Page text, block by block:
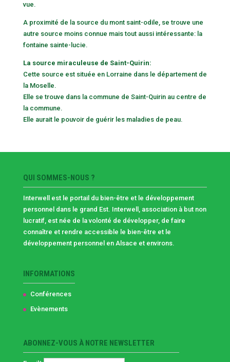
vue.
A proximité de la source du mont saint-odile, se trouve une
autre source moins connue mais tout aussi intéressante: la
fontaine sainte-lucie.
La source miraculeuse de Saint-Quirin:
Cette source est située en Lorraine dans le département de
la Moselle.
Elle se trouve dans la commune de Saint-Quirin au centre de
la commune.
Elle aurait le pouvoir de guérir les maladies de peau.
QUI SOMMES-NOUS ?
Interwell est le portail du bien-être et le développement
personnel dans le grand Est. Interwell, association à but non
lucratif, est née de la volonté de développer, de faire
connaître et rendre accessible le bien-être et le
développement personnel en Alsace et environs.
INFORMATIONS
Conférences
Evènements
ABONNEZ-VOUS À NOTRE NEWSLETTER